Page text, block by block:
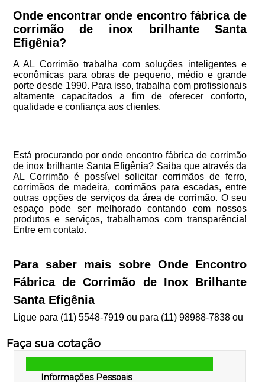
Onde encontrar onde encontro fábrica de
corrimão de inox brilhante Santa
Efigênia?
A AL Corrimão trabalha com soluções inteligentes e
econômicas para obras de pequeno, médio e grande
porte desde 1990. Para isso, trabalha com profissionais
altamente capacitados a fim de oferecer conforto,
qualidade e confiança aos clientes.
Está procurando por onde encontro fábrica de corrimão
de inox brilhante Santa Efigênia? Saiba que através da
AL Corrimão é possível solicitar corrimãos de ferro,
corrimãos de madeira, corrimãos para escadas, entre
outras opções de serviços da área de corrimão. O seu
espaço pode ser melhorado contando com nossos
produtos e serviços, trabalhamos com transparência!
Entre em contato.
Para saber mais sobre Onde Encontro
Fábrica de Corrimão de Inox Brilhante
Santa Efigênia
Ligue para (11) 5548-7919ou para (11) 98988-7838ou
Faça sua cotação
Informações Pessoais